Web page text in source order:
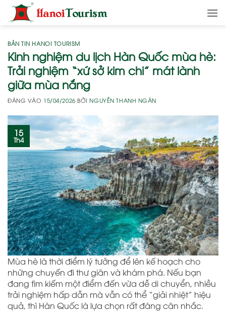
qua
dungBẢN TIN HANOI TOURISM
Kinh nghiệm du lịch Hàn Quốc mùa hè:
Trải nghiệm “xứ sở kim chi” mát lành
giữa mùa nắng
ĐĂNG VÀO 15/04/2026 BỞINGUYỄN THANH NGÂN
15
Th4
Mùa hè là thời điểm lý tưởng để lên kế hoạch cho
những chuyến đi thư giãn và khám phá. Nếu bạn
đang tìm kiếm một điểm đến vừa dễ di chuyển, nhiều
trải nghiệm hấp dẫn mà vẫn có thể “giải nhiệt” hiệu
quả, thì Hàn Quốc là lựa chọn rất đáng cân nhắc.